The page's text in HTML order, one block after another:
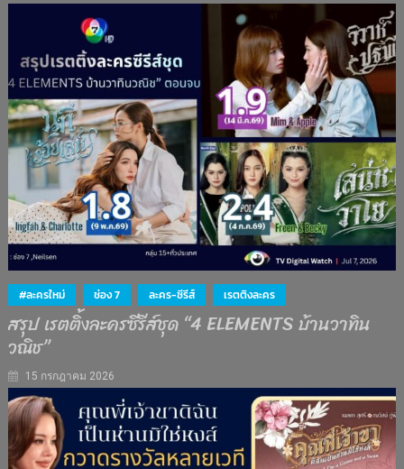
#ละครใหม่ ช่อง 7 ละคร-ซีรีส์ เรตติงละคร
สรุป เรตติ้งละครซีรีส์ชุด “4 ELEMENTS บ้านวาทิน
วณิช”
15 กรกฎาคม 2026